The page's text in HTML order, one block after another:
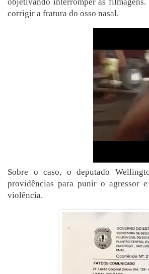
corrigir a fratura do osso nasal.
Sobre o caso, o deputado
providências para punir o agressor
violência.